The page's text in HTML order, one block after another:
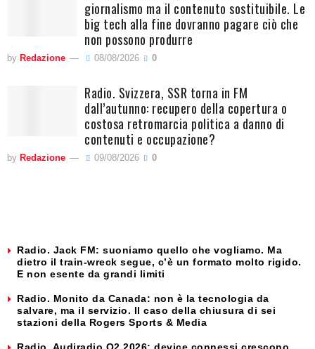
giornalismo ma il contenuto sostituibile. Le
big tech alla fine dovranno pagare ciò che
non possono produrre
by Redazione 08/08/2026 0
Radio. Svizzera, SSR torna in FM
dall’autunno: recupero della copertura o
costosa retromarcia politica a danno di
contenuti e occupazione?
by Redazione 09/08/2026 0
Radio. Jack FM: suoniamo quello che vogliamo. Ma
dietro il train-wreck segue, c’è un formato molto rigido.
E non esente da grandi limiti
Radio. Monito da Canada: non è la tecnologia da
salvare, ma il servizio. Il caso della chiusura di sei
stazioni della Rogers Sports & Media